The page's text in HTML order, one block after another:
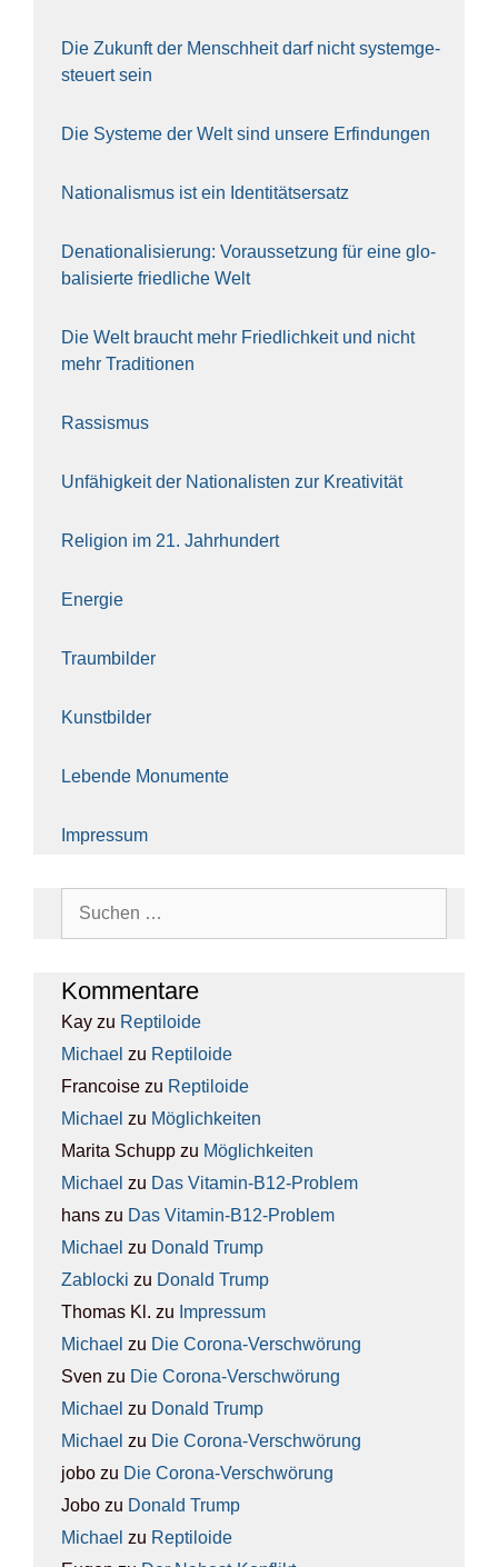
Die Zukunft der Mensch­heit darf nicht sys­tem­ge­
steu­ert sein
Die Sys­te­me der Welt sind unse­re Erfin­dun­gen
Natio­na­lis­mus ist ein Iden­ti­täts­er­satz
Dena­tio­na­li­sie­rung: Vor­aus­set­zung für eine glo­
ba­li­sier­te fried­li­che Welt
Die Welt braucht mehr Fried­lich­keit und nicht
mehr Tra­di­tio­nen
Ras­sis­mus
Unfä­hig­keit der Natio­na­lis­ten zur Krea­ti­vi­tät
Reli­gi­on im 21. Jahr­hun­dert
Ener­gie
Traum­bil­der
Kunst­bil­der
Leben­de Monu­men­te
Impres­sum
Kom­men­ta­re
Kay zu Rep­ti­lo­ide
Michael zu Rep­ti­lo­ide
Francoise zu Rep­ti­lo­ide
Michael zu Mög­lich­kei­ten
Marita Schupp zu Mög­lich­kei­ten
Michael zu Das Vit­amin-B12-Pro­blem
hans zu Das Vit­amin-B12-Pro­blem
Michael zu Donald Trump
Zablocki zu Donald Trump
Thomas Kl. zu Impres­sum
Michael zu Die Coro­na-Ver­schwö­rung
Sven zu Die Coro­na-Ver­schwö­rung
Michael zu Donald Trump
Michael zu Die Coro­na-Ver­schwö­rung
jobo zu Die Coro­na-Ver­schwö­rung
Jobo zu Donald Trump
Michael zu Rep­ti­lo­ide